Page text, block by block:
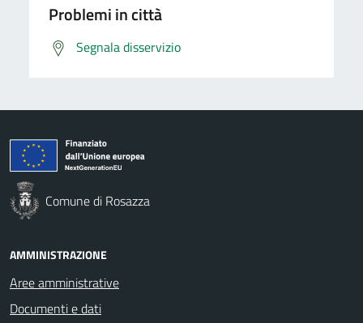
Problemi in città
Segnala disservizio
Comune di Rosazza
AMMINISTRAZIONE
Aree amministrative
Documenti e dati